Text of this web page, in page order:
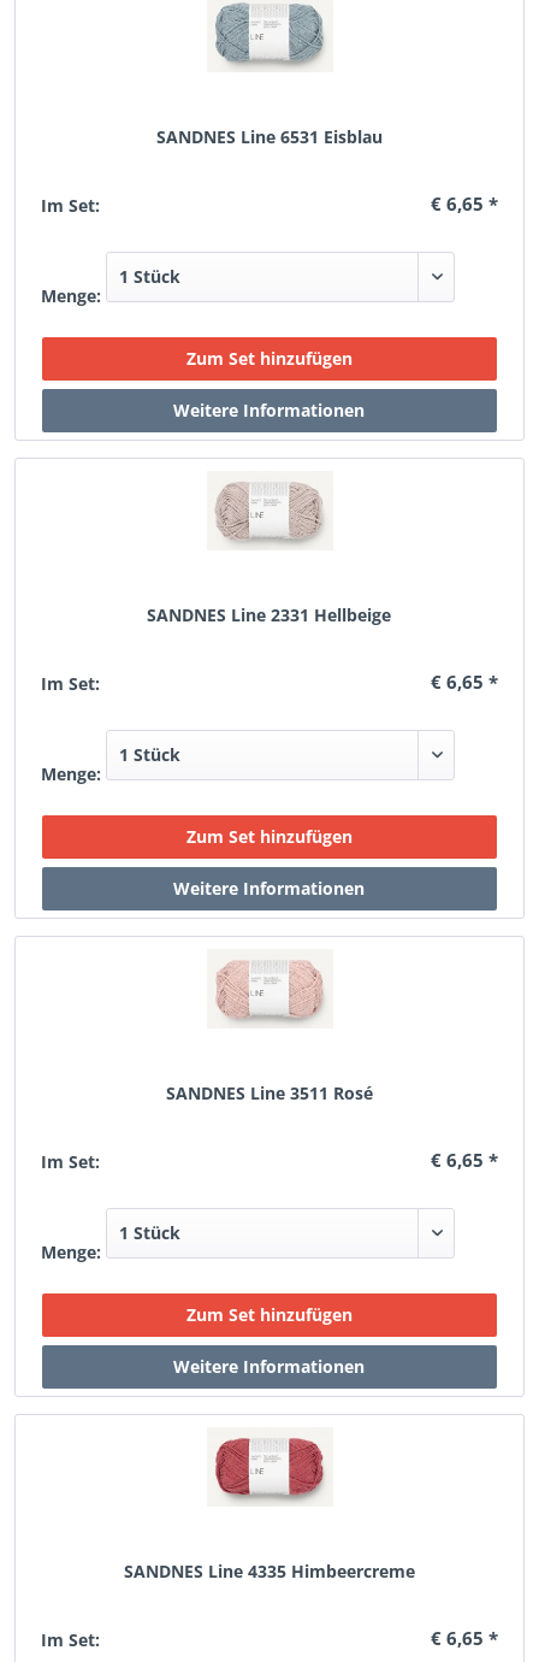
SANDNES Line 6531 Eisblau
Im Set: € 6,65 *
Menge:
SANDNES Line 2331 Hellbeige
Im Set: € 6,65 *
Menge:
SANDNES Line 3511 Rosé
Im Set: € 6,65 *
Menge:
SANDNES Line 4335 Himbeercreme
Im Set: € 6,65 *